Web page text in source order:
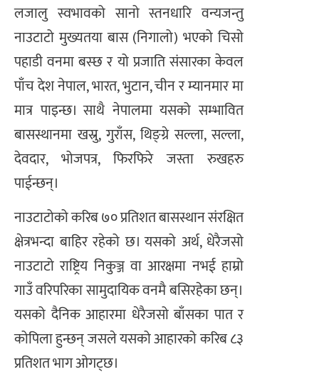
लजालु स्वभावको सानो स्तनधारि वन्यजन्तु
नाउटाटो मुख्यतया बास (निगालो) भएको चिसो
पहाडी वनमा बस्छ र यो प्रजाति संसारका केवल
पाँच देश नेपाल, भारत, भुटान, चीन र म्यानमार मा
मात्र पाइन्छ। साथै नेपालमा यसको सम्भावित
बासस्थानमा खस्रु, गुराँस, थिङ्ग्रे सल्ला, सल्ला,
देवदार, भोजपत्र, फिरफिरे जस्ता रुखहरु
पाईन्छन्।
नाउटाटोको करिब ७० प्रतिशत बासस्थान संरक्षित
क्षेत्रभन्दा बाहिर रहेको छ। यसको अर्थ, धेरैजसो
नाउटाटो राष्ट्रिय निकुञ्ज वा आरक्षमा नभई हाम्रो
गाउँ वरिपरिका सामुदायिक वनमै बसिरहेका छन्।
यसको दैनिक आहारमा धेरैजसो बाँसका पात र
कोपिला हुन्छन् जसले यसको आहारको करिब ८३
प्रतिशत भाग ओगट्छ।